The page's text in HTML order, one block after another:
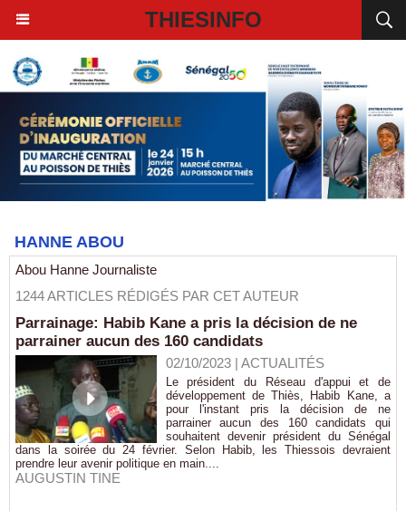
THIESINFO
HANNE ABOU
Abou Hanne Journaliste
1244 ARTICLES RÉDIGÉS PAR CET AUTEUR
Parrainage: Habib Kane a pris la décision de ne
parrainer aucun des 160 candidats
02/10/2023| ACTUALITÉS
Le président du Réseau d'appui et de
développement de Thiès, Habib Kane, a
pour l'instant pris la décision de ne
parrainer aucun des 160 candidats qui
souhaitent devenir président du Sénégal
dans la soirée du 24 février. Selon Habib, les Thiessois devraient
prendre leur avenir politique en main....
AUGUSTIN TINE